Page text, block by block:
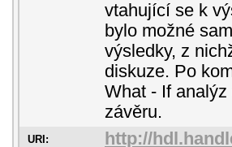
vtahující se k
bylo možné
výsledky, z
diskuze. Po
What - If
závěru.
URI: http://